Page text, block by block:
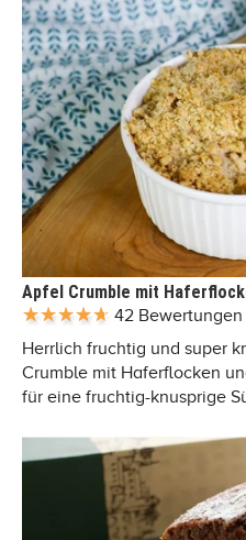
Apfel Crumble mit
42 Bewertungen
Herrlich fruchtig und super
Crumble mit Haferflocken
für eine fruchtig-knusprige